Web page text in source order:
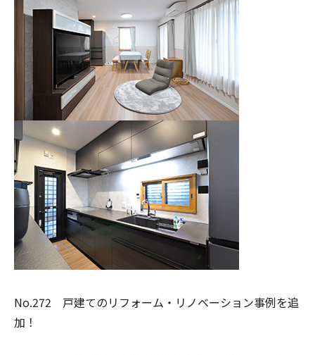
No.272 戸建てのリフォーム・リノベーション事例を追
加！